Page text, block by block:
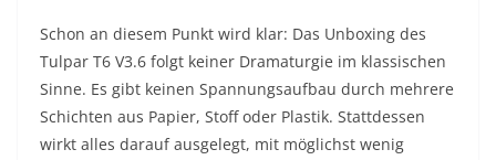
Schon an diesem Punkt wird klar: Das Unboxing des
Tulpar T6 V3.6 folgt keiner Dramaturgie im klassischen
Sinne. Es gibt keinen Spannungsaufbau durch mehrere
Schichten aus Papier, Stoff oder Plastik. Stattdessen
wirkt alles darauf ausgelegt, mit möglichst wenig